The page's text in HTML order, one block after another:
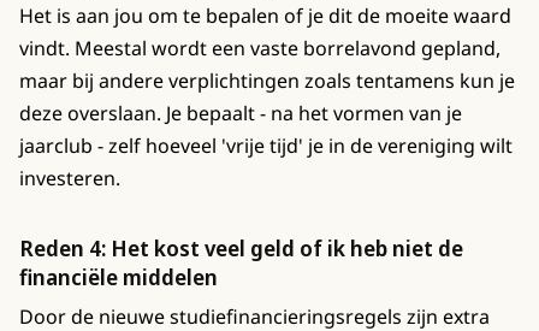
Het is aan jou om te bepalen of je dit de moeite waard
vindt. Meestal wordt een vaste borrelavond gepland,
maar bij andere verplichtingen zoals tentamens kun je
deze overslaan. Je bepaalt - na het vormen van je
jaarclub - zelf hoeveel 'vrije tijd' je in de vereniging wilt
investeren.
Reden 4: Het kost veel geld of ik heb niet de
financiële middelen
Door de nieuwe studiefinancieringsregels zijn extra